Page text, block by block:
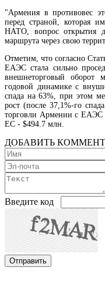
"Раздан-5"
"Армения в противовес
перед страной, которая
НАТО, вопрос открытия
маршрута через свою
Отметим, что согласно
ЕАЭС стала сильно
внешнеторговый
годовой динамике с
спада на 63%, при этом
рост (после 37,1%-го
торговли Армении с ЕАЭС
ЕС - $494.7 млн.
ДОБАВИТЬ
Введите код